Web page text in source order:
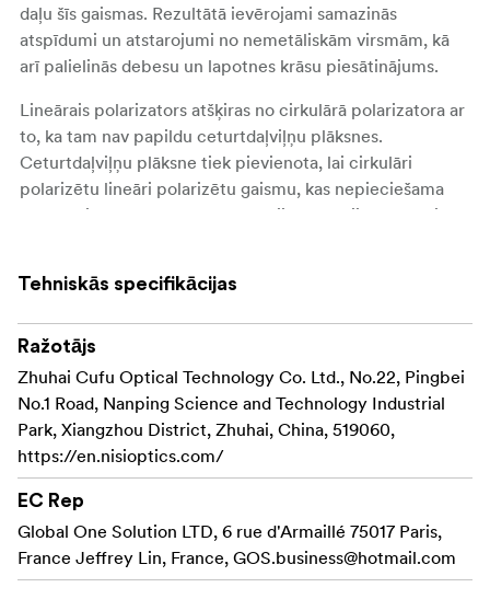
daļu šīs gaismas. Rezultātā ievērojami samazinās
atspīdumi un atstarojumi no nemetāliskām virsmām, kā
arī palielinās debesu un lapotnes krāsu piesātinājums.
Lineārais polarizators atšķiras no cirkulārā polarizatora ar
to, ka tam nav papildu ceturtdaļviļņu plāksnes.
Ceturtdaļviļņu plāksne tiek pievienota, lai cirkulāri
polarizētu lineāri polarizētu gaismu, kas nepieciešama
automātiskās fokusa un ekspozīcijas funkciju darbībai.
lietošanas laikā tiek traucēta.
Kad gaisma tiek cirkulāri polarizēta, šīs funkcijas var
izmantot.
Šo filtru ieteicams izmantot, ja neizmanto kameras
ekspozīcijas mērīšanu vai autofokusu. Tas ir
izgatavots, izmantojot procesu, kurā polarizācijas
plēves slānis tiek laminēts starp diviem optiskā stikla
gabaliem. Pēc tam stikla slāņi tiek noslīpēti, lai
saglabātu attēla asumu.
Palīdz samazināt atspīdumus un spīdumu, filtrējot
Tehniskās specifikācijas
Ražotājs
Zhuhai Cufu Optical Technology Co. Ltd., No.22, Pingbei
No.1 Road, Nanping Science and Technology Industrial
Park, Xiangzhou District, Zhuhai, China, 519060,
https://en.nisioptics.com/
EC Rep
Global One Solution LTD, 6 rue d'Armaillé 75017 Paris,
France Jeffrey Lin, France, GOS.business@hotmail.com